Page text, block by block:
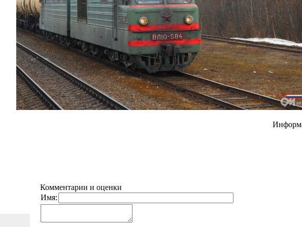
Комментарии и оценки
Имя: